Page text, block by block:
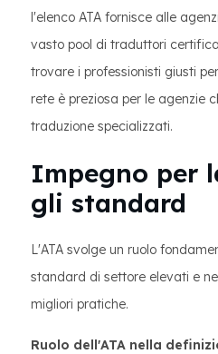
l'elenco ATA fornisce alle
vasto pool di traduttori
trovare i professionisti giusti
rete è preziosa per le agenzie
traduzione specializzati.
Impegno per
gli standard
L'ATA svolge un ruolo
standard di settore elevati e
migliori pratiche.
Ruolo dell'ATA nella